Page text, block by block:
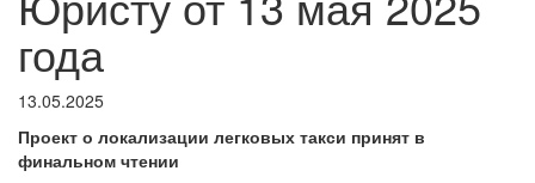
года
13.05.2025
Проект о локализации легковых такси принят в
финальном чтении